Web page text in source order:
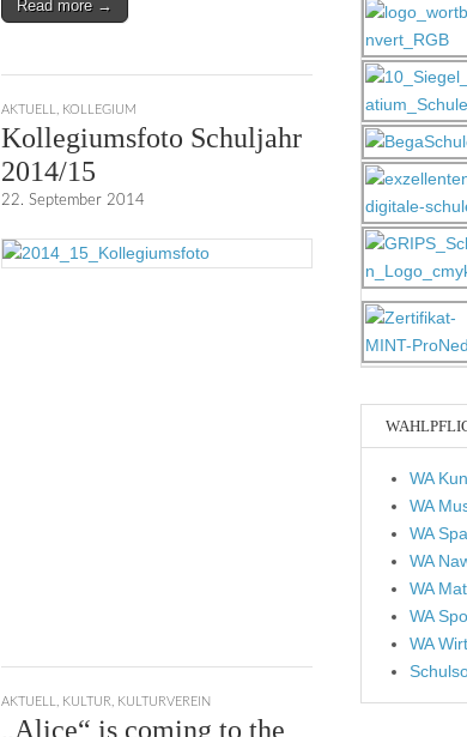
Read more →
AKTUELL KOLLEGIUM
Kollegiumsfoto Schuljahr
2014/15
22. September 2014
AKTUELL KULTUR KULTURVEREIN
„Alice“ is coming to the
WA
WA
WA
WA
WA
WA
WA